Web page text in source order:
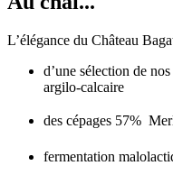
L’élégance du Château
d’une sélection de
argilo-calcaire
des cépages 57%
fermentation